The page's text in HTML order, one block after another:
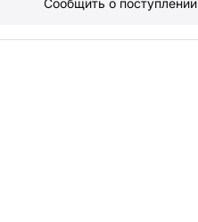
Сообщить о поступлении